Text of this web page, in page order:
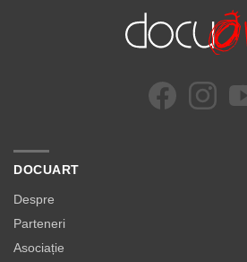
DOCUART
Despre
Parteneri
Asociație